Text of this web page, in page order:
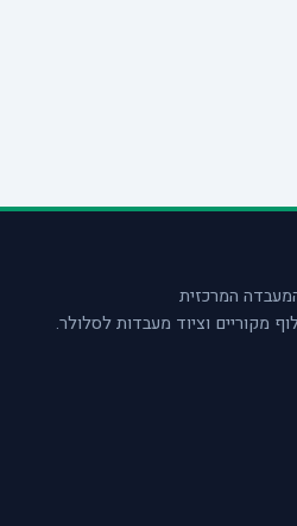
מקוריים וציוד מעבדות לסלולר.